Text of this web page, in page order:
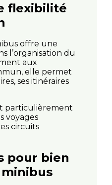
flexibilité
offre une
l’organisation du
aux
elle permet
ses itinéraires
particulièrement
voyages
circuits
pour bien